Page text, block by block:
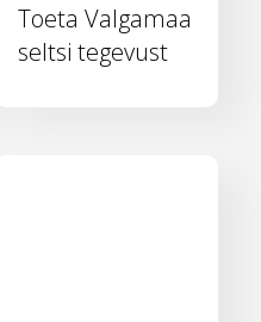
Toeta Valgamaa
seltsi tegevust